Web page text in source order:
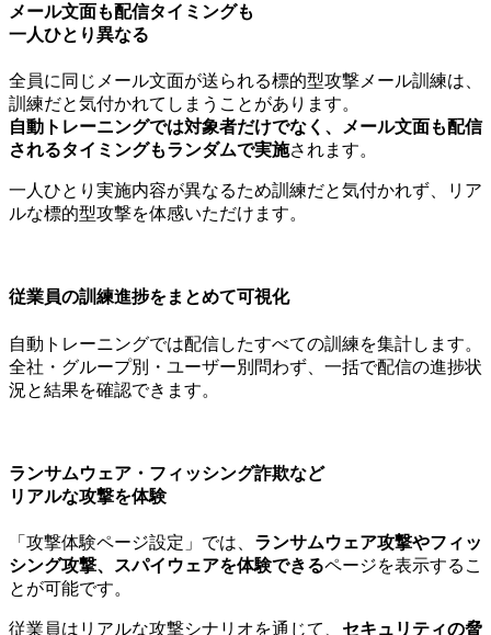
メール文面も配信タイミングも
一人ひとり異なる
全員に同じメール文面が送られる標的型攻撃メール訓練は、
訓練だと気付かれてしまうことがあります。
自動トレーニングでは対象者だけでなく、メール文面も配信
されるタイミングもランダムで実施されます。
一人ひとり実施内容が異なるため訓練だと気付かれず、リア
ルな標的型攻撃を体感いただけます。
従業員の訓練進捗をまとめて可視化
自動トレーニングでは配信したすべての訓練を集計します。
全社・グループ別・ユーザー別問わず、一括で配信の進捗状
況と結果を確認できます。
ランサムウェア・フィッシング詐欺など
リアルな攻撃を体験
「攻撃体験ページ設定」では、 ランサムウェア攻撃やフィッ
シング攻撃、スパイウェアを体験できるページを表示するこ
とが可能です。
従業員はリアルな攻撃シナリオを通じて、 セキュリティの脅